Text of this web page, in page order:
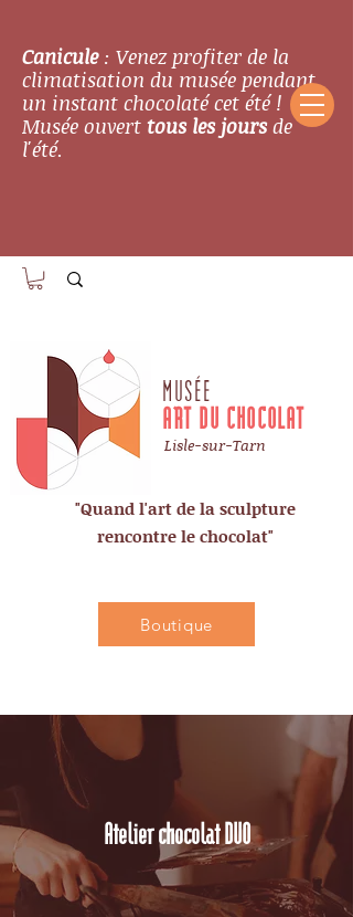
Canicule: Venez profiter de la
climatisation du musée pendant
un instant chocolaté cet été !
Musée ouverttous les joursde
l'été.
"Quand l'art de la sculpture
rencontre le chocolat"
Lisle-sur-Tarn
MUSÉE
ART DU CHOCOLAT
Boutique
Atelier chocolat DUO